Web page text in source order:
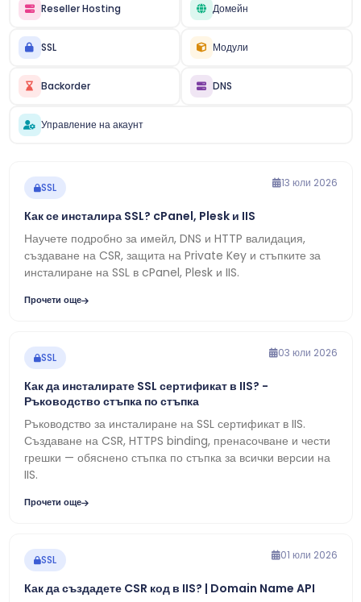
Reseller Hosting Домейн
SSL Модули
Backorder DNS
Управление на акаунт
SSL 13 юли 2026
Как се инсталира SSL? cPanel, Plesk и IIS
Научете подробно за имейл, DNS и HTTP валидация,
създаване на CSR, защита на Private Key и стъпките за
инсталиране на SSL в cPanel, Plesk и IIS.
Прочети още
SSL 03 юли 2026
Как да инсталирате SSL сертификат в IIS? -
Ръководство стъпка по стъпка
Ръководство за инсталиране на SSL сертификат в IIS.
Създаване на CSR, HTTPS binding, пренасочване и чести
грешки — обяснено стъпка по стъпка за всички версии на
IIS.
Прочети още
SSL 01 юли 2026
Как да създадете CSR код в IIS? | Domain Name API